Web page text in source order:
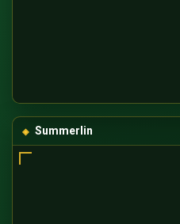
Summerlin